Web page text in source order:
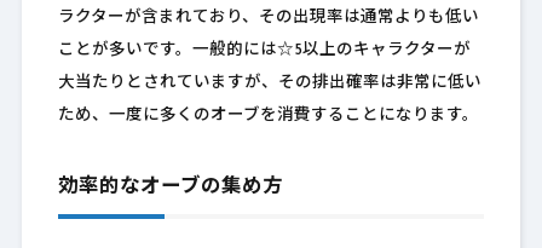
ラクターが含まれており、その出現率は通常よりも低い
ことが多いです。一般的には☆5以上のキャラクターが
大当たりとされていますが、その排出確率は非常に低い
ため、一度に多くのオーブを消費することになります。
効率的なオーブの集め方